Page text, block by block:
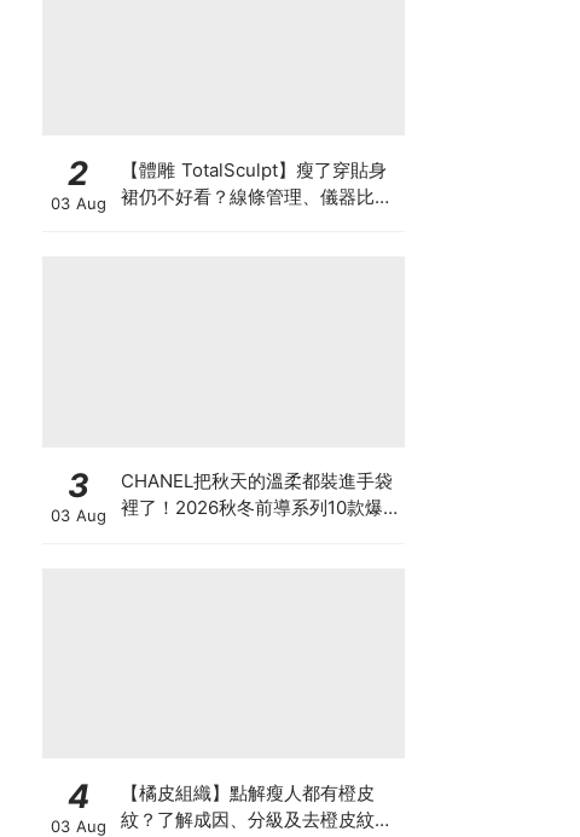
2
03 Aug
【體雕 TotalSculpt】瘦了穿貼身
裙仍不好看？線條管理、儀器比較
3
03 Aug
CHANEL把秋天的溫柔都裝進手袋
裡了！2026秋冬前導系列10款爆
4
03 Aug
【橘皮組織】點解瘦人都有橙皮
紋？了解成因、分級及去橙皮紋改